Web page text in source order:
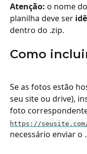
Atenção: o nome
planilha deve ser
dentro do .zip.
Como
Se as fotos estão
seu site ou drive),
foto
https://
necessário enviar o